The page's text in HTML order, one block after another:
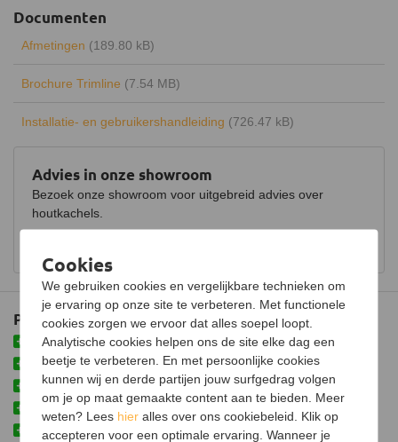
Plus- en minpunten
Eenvoudig te installeren
Voorzien van verwarmingsfunctie
Inclusief afstandsbediening
Met timer in te stellen
Voorzien van 7 verschillende vlambeelden
Advies in onze showroom
Bezoek onze showroom voor uitgebreid advies over
houtkachels.
Keurmerk
Lichtmodule LED
Maximaal verbruik 2000 Watt
Thermostaat
Afmetingen (B x D x H) 61 x 26 x 50 cm
Gewicht 14 kg
Materiaal Plaatstaal
Kleur Zwart
Documenten
Afmetingen (189.80 kB)
Brochure Trimline (7.54 MB)
Installatie- en gebruikershandleiding (726.47 kB)
Cookies
We gebruiken cookies en vergelijkbare technieken om
je ervaring op onze site te verbeteren. Met functionele
cookies zorgen we ervoor dat alles soepel loopt.
Analytische cookies helpen ons de site elke dag een
beetje te verbeteren. En met persoonlijke cookies
kunnen wij en derde partijen jouw surfgedrag volgen
om je op maat gemaakte content aan te bieden. Meer
weten? Lees hier alles over ons cookiebeleid. Klik op
accepteren voor een optimale ervaring. Wanneer je